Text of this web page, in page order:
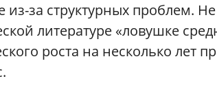
из-за структурных проблем. Не
литературе «ловушке
роста на несколько лет